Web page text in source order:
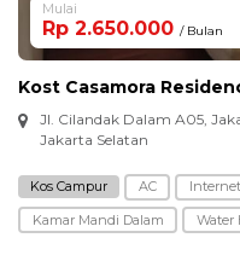
Mulai
Rp 2.650.000 / Bulan
Kost Casamora
Jl. Cilandak Dalam A05,
Jakarta Selatan
Kos Campur AC
Kamar Mandi Dalam
Water